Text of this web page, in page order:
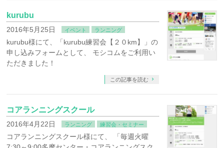
kurubu
2016年5月25日 イベント ランニング
kurubu様にて、「kurubu練習会【２０km】」の
申し込みフォームとして、 モシコムをご利用い
ただきました！
この記事を読む
コアランニングスクール
2016年4月22日 ランニング 練習会・セミナー
コアランニングスクール様にて、 「毎週火曜